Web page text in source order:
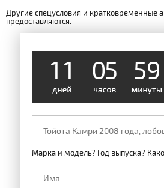
Другие спецусловия и кратковременные
предоставляются.
1 1 05 59
Марка и модель? Год выпуска?